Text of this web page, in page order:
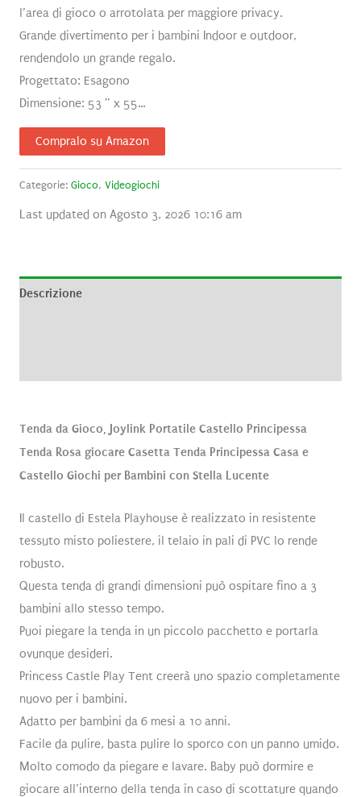
l’area di gioco o arrotolata per maggiore privacy.
Grande divertimento per i bambini Indoor e outdoor,
rendendolo un grande regalo.
Progettato: Esagono
Dimensione: 53 ” x 55…
Compralo su Amazon
Categorie: Gioco, Videogiochi
Last updated on Agosto 3, 2026 10:16 am
Descrizione
Tenda da Gioco, Joylink Portatile Castello Principessa
Tenda Rosa giocare Casetta Tenda Principessa Casa e
Castello Giochi per Bambini con Stella Lucente
Il castello di Estela Playhouse è realizzato in resistente
tessuto misto poliestere, il telaio in pali di PVC lo rende
robusto.
Questa tenda di grandi dimensioni può ospitare fino a 3
bambini allo stesso tempo.
Puoi piegare la tenda in un piccolo pacchetto e portarla
ovunque desideri.
Princess Castle Play Tent creerà uno spazio completamente
nuovo per i bambini.
Adatto per bambini da 6 mesi a 10 anni.
Facile da pulire, basta pulire lo sporco con un panno umido.
Molto comodo da piegare e lavare. Baby può dormire e
giocare all’interno della tenda in caso di scottature quando